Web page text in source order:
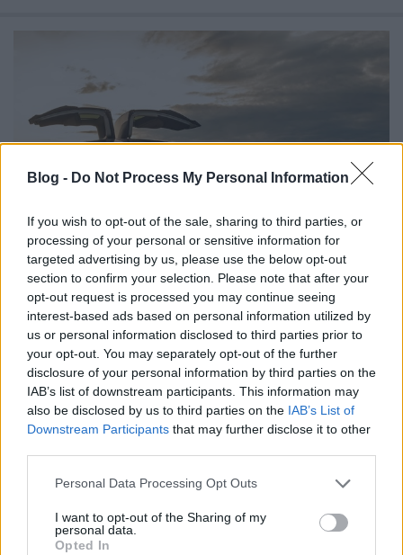
Blog - Do Not Process My Personal Information
If you wish to opt-out of the sale, sharing to third parties, or
processing of your personal or sensitive information for
targeted advertising by us, please use the below opt-out
section to confirm your selection. Please note that after your
opt-out request is processed you may continue seeing
interest-based ads based on personal information utilized by
us or personal information disclosed to third parties prior to
your opt-out. You may separately opt-out of the further
disclosure of your personal information by third parties on the
IAB’s list of downstream participants. This information may
also be disclosed by us to third parties on the IAB’s List of
Downstream Participants that may further disclose it to other
Please note that this website/app uses one or more Google
not limited to your visit or usage behaviour. You may click to
grant or deny consent to Google and its third-party tags to
Personal Data Processing Opt Outs
I want to opt-out of the Sharing of my
personal data.
Opted In
Tesla mobile de - Tesla tartós bérlet -
Használt autó‎ Tesla Model 3
Budapest
Weboldal készítés és optimalizálás•2019. július 25.
Tesla mobile de - Tesla tartós bérlet - Használt autó‎
Tesla Model 3 Budapest
Külföldről behozott ...